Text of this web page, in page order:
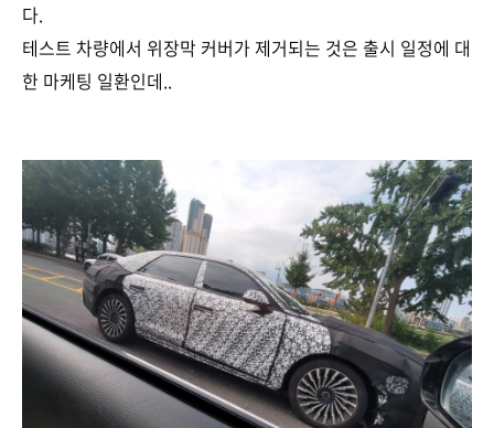
다.
테스트 차량에서 위장막 커버가 제거되는 것은 출시 일정에 대
한 마케팅 일환인데..